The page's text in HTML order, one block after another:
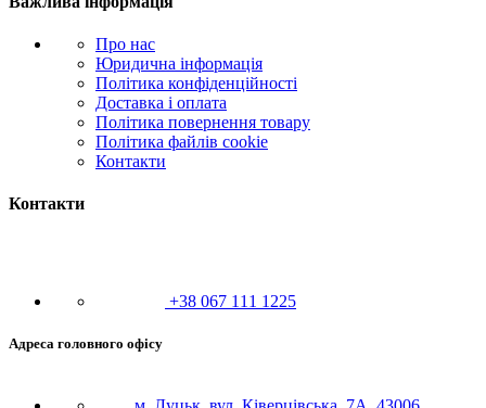
Про нас
Юридична інформація
Політика конфіденційності
Доставка і оплата
Політика повернення товару
Політика файлів cookie
Контакти
Контакти
+38 067 111 1225
Адреса головного офісу